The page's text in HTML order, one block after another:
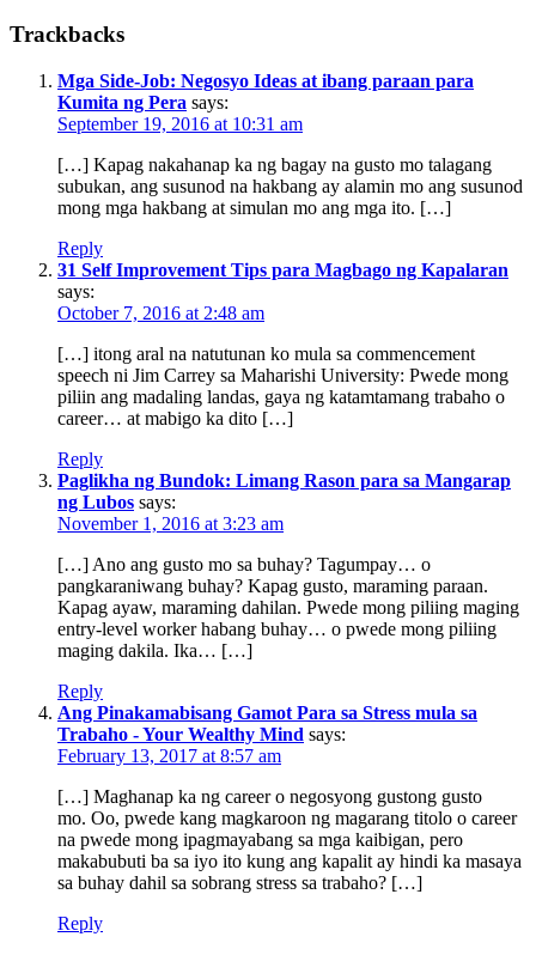
Trackbacks
Mga Side-Job: Negosyo Ideas at ibang paraan para
Kumita ng Pera says:
September 19, 2016 at 10:31 am
[…] Kapag nakahanap ka ng bagay na gusto mo talagang
subukan, ang susunod na hakbang ay alamin mo ang susunod
mong mga hakbang at simulan mo ang mga ito. […]
Reply
31 Self Improvement Tips para Magbago ng Kapalaran
says:
October 7, 2016 at 2:48 am
[…] itong aral na natutunan ko mula sa commencement
speech ni Jim Carrey sa Maharishi University: Pwede mong
piliin ang madaling landas, gaya ng katamtamang trabaho o
career… at mabigo ka dito […]
Reply
Paglikha ng Bundok: Limang Rason para sa Mangarap
ng Lubos says:
November 1, 2016 at 3:23 am
[…] Ano ang gusto mo sa buhay? Tagumpay… o
pangkaraniwang buhay? Kapag gusto, maraming paraan.
Kapag ayaw, maraming dahilan. Pwede mong piliing maging
entry-level worker habang buhay… o pwede mong piliing
maging dakila. Ika… […]
Reply
Ang Pinakamabisang Gamot Para sa Stress mula sa
Trabaho - Your Wealthy Mind says:
February 13, 2017 at 8:57 am
[…] Maghanap ka ng career o negosyong gustong gusto
mo. Oo, pwede kang magkaroon ng magarang titolo o career
na pwede mong ipagmayabang sa mga kaibigan, pero
makabubuti ba sa iyo ito kung ang kapalit ay hindi ka masaya
sa buhay dahil sa sobrang stress sa trabaho? […]
Reply